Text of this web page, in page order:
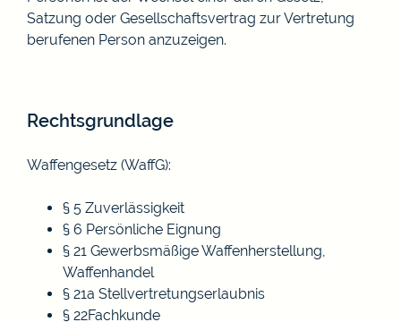
Satzung oder Gesellschaftsvertrag zur Vertretung
berufenen Person anzuzeigen.
Rechtsgrundlage
Waffengesetz (WaffG):
§ 5 Zuverlässigkeit
§ 6 Persönliche Eignung
§ 21 Gewerbsmäßige Waffenherstellung,
Waffenhandel
§ 21a Stellvertretungserlaubnis
§ 22Fachkunde